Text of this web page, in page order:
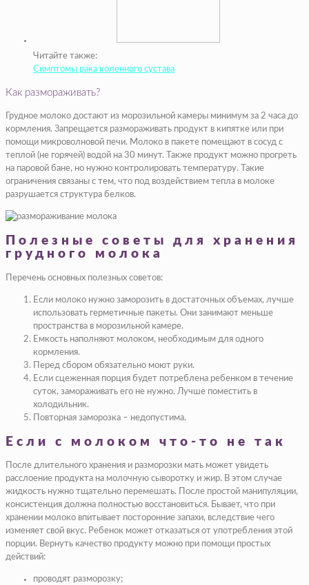
Читайте также:
Симптомы рака коленного сустава
Как размораживать?
Грудное молоко достают из морозильной камеры минимум за 2 часа до
кормления. Запрещается размораживать продукт в кипятке или при
помощи микроволновой печи. Молоко в пакете помещают в сосуд с
теплой (не горячей) водой на 30 минут. Также продукт можно прогреть
на паровой бане, но нужно контролировать температуру. Такие
ограничения связаны с тем, что под воздействием тепла в молоке
разрушается структура белков.
Полезные советы для хранения
грудного молока
Перечень основных полезных советов:
Если молоко нужно заморозить в достаточных объемах, лучше
использовать герметичные пакеты. Они занимают меньше
пространства в морозильной камере.
Емкость наполняют молоком, необходимым для одного
кормления.
Перед сбором обязательно моют руки.
Если сцеженная порция будет потреблена ребенком в течение
суток, замораживать его не нужно. Лучше поместить в
холодильник.
Повторная заморозка – недопустима.
Если с молоком что-то не так
После длительного хранения и разморозки мать может увидеть
расслоение продукта на молочную сыворотку и жир. В этом случае
жидкость нужно тщательно перемешать. После простой манипуляции,
консистенция должна полностью восстановиться. Бывает, что при
хранении молоко впитывает посторонние запахи, вследствие чего
изменяет свой вкус. Ребенок может отказаться от употребления этой
порции. Вернуть качество продукту можно при помощи простых
действий:
проводят разморозку;